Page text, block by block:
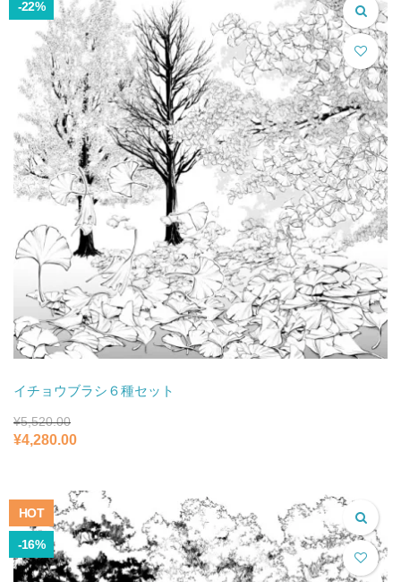
¥5,240.00
た。
は
¥4,200.00
で
す。
-22%
イチョウブラシ６種セット
¥5,520.00
元
は
¥5,520.00
で
し
た。
¥4,280.00
価
は
¥4,280.00
で
す。
HOT
-16%